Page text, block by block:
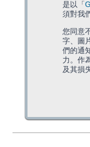
是以「
須對我
您同意
字、圖
們的通
力。作
及其損